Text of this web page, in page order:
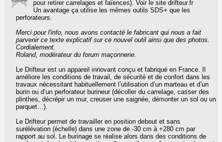
pour retirer carrelages et faïences). Voir le site drifteur.fr
Un avantage ça utilise les mêmes outils SDS+ que les
perforateurs.
Merci pour l'info, nous avons contacté le fabricant qui nous a fait
parvenir ce texte explicatif sur ce nouvel outil ainsi que des photos.
Cordialement.
Roland, modérateur du forum maçonnerie.
Le Drifteur est un appareil innovant conçu et fabriqué en France. Il
améliore les conditions de travail, de sécurité et de confort dans les
travaux nécessitant habituellement l’utilisation d’un marteau et d’un
burin ou d’un perforateur burineur (décoller du carrelage, casser des
plinthes, décrépir un mur, creuser une saignée, démonter un sol ou un
parquet…).
Le Drifteur permet de travailler en position debout et sans
surélévation (échelle) dans une zone de -30 cm à +280 cm par
rapport au sol. Le burinage se réalise alors dans des conditions de